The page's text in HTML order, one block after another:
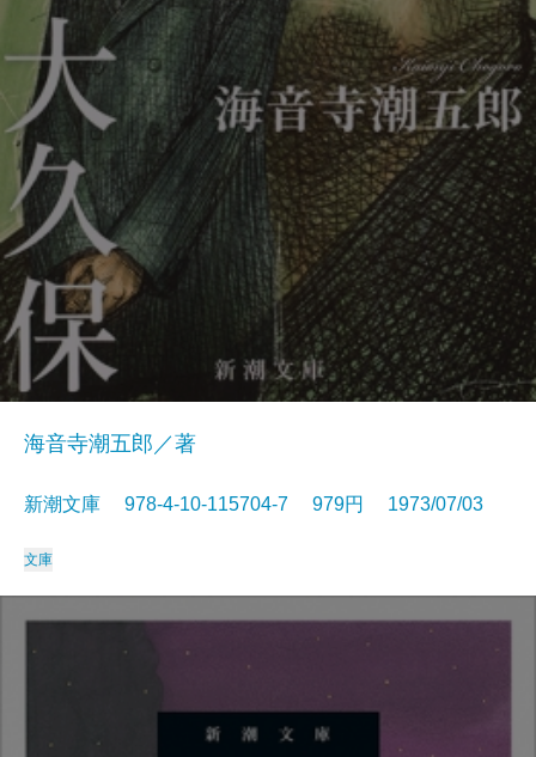
海音寺潮五郎／著
新潮文庫 978-4-10-115704-7 979円 1973/07/03
文庫